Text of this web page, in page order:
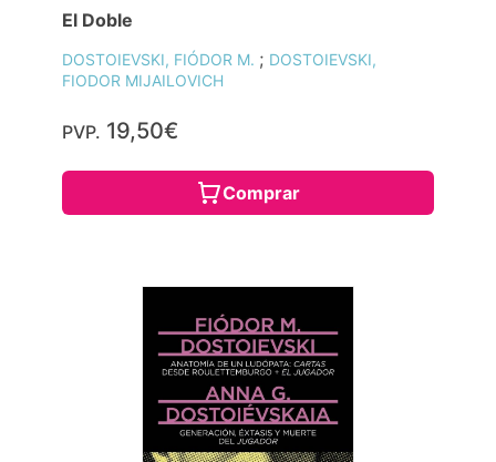
El Doble
DOSTOIEVSKI, FIÓDOR M. ; DOSTOIEVSKI,
FIODOR MIJAILOVICH
PVP. 19,50€
Comprar